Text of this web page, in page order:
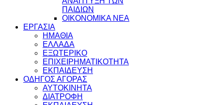
ΠΑΙΔΙΩΝ
ΟΙΚΟΝΟΜΙΚΑ ΝΕΑ
ΕΡΓΑΣΙΑ
ΗΜΑΘΙΑ
ΕΛΛΑΔΑ
ΕΞΩΤΕΡΙΚΟ
ΕΠΙΧΕΙΡΗΜΑΤΙΚΟΤΗΤΑ
ΕΚΠΑΙΔΕΥΣΗ
ΟΔΗΓΟΣ ΑΓΟΡΑΣ
ΑΥΤΟΚΙΝΗΤΑ
ΔΙΑΤΡΟΦΗ